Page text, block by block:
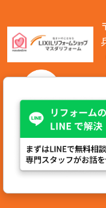
営業時間:8:00～